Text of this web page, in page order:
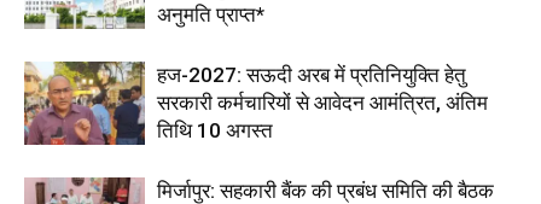
अनुमति प्राप्त*
हज-2027: सऊदी अरब में प्रतिनियुक्ति हेतु
सरकारी कर्मचारियों से आवेदन आमंत्रित, अंतिम
तिथि 10 अगस्त
मिर्जापुर: सहकारी बैंक की प्रबंध समिति की बैठक